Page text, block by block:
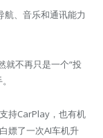
、音乐和通讯能力
就不再只是一个“投
持CarPlay，也有机
嫖了一次AI车机升